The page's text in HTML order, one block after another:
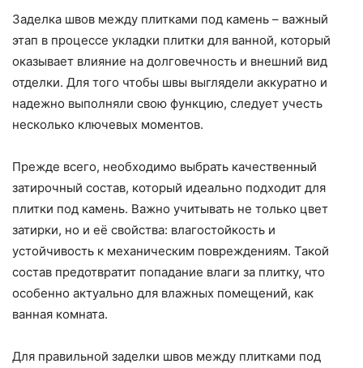
Заделка швов между плитками под камень – важный
этап в процессе укладки плитки для ванной, который
оказывает влияние на долговечность и внешний вид
отделки. Для того чтобы швы выглядели аккуратно и
надежно выполняли свою функцию, следует учесть
несколько ключевых моментов.
Прежде всего, необходимо выбрать качественный
затирочный состав, который идеально подходит для
плитки под камень. Важно учитывать не только цвет
затирки, но и её свойства: влагостойкость и
устойчивость к механическим повреждениям. Такой
состав предотвратит попадание влаги за плитку, что
особенно актуально для влажных помещений, как
ванная комната.
Для правильной заделки швов между плитками под